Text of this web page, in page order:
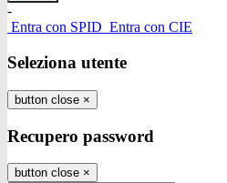
-
Entra con SPID Entra con CIE
Seleziona utente
button close ×
Recupero password
button close ×